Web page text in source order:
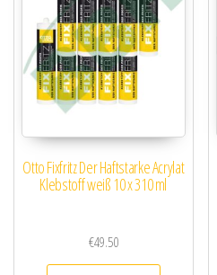
Otto Fixfritz Der Haftstarke Acrylat
Klebstoff weiß 10 x 310 ml
€49.50